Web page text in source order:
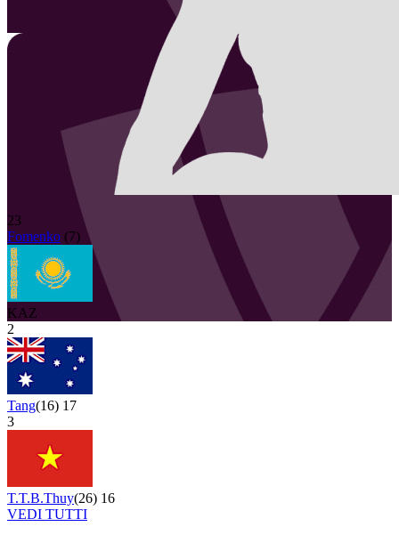
23
Fomenko (7)
KAZ
2
Tang(16) 17
3
T.T.B.Thuy(26) 16
VEDI TUTTI